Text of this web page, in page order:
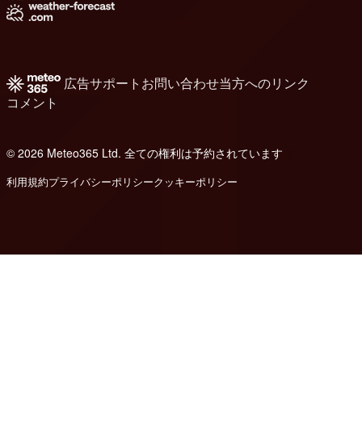
広告サポート お問い合わせ当方へのリンク
コメント
© 2026 Meteo365 Ltd. 全ての権利は予約されています
利用規約プライバシーポリシークッキーポリシー